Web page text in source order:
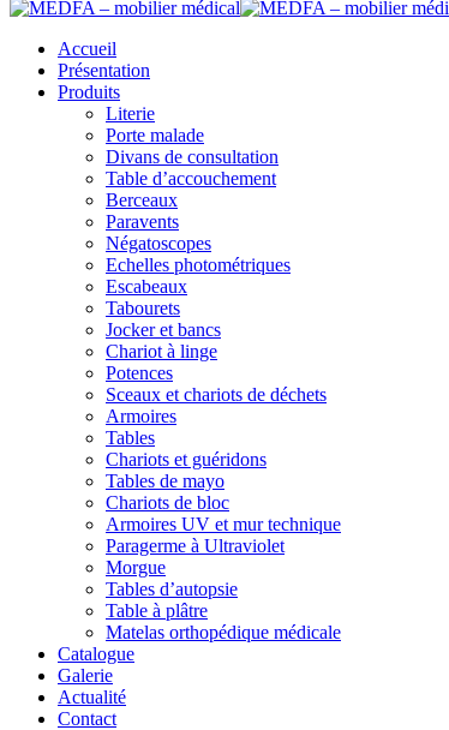
Accueil
Présentation
Produits
Literie
Porte malade
Divans de consultation
Table d’accouchement
Berceaux
Paravents
Négatoscopes
Echelles photométriques
Escabeaux
Tabourets
Jocker et bancs
Chariot à linge
Potences
Sceaux et chariots de déchets
Armoires
Tables
Chariots et guéridons
Tables de mayo
Chariots de bloc
Armoires UV et mur technique
Paragerme à Ultraviolet
Morgue
Tables d’autopsie
Table à plâtre
Matelas orthopédique médicale
Catalogue
Galerie
Actualité
Contact